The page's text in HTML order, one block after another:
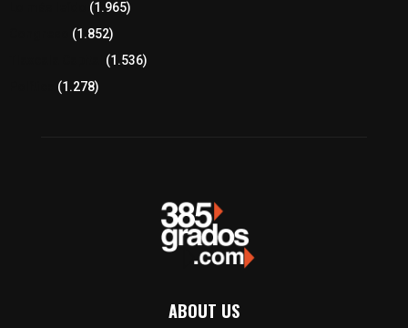
(1.965)
(1.852)
(1.536)
(1.278)
ABOUT US